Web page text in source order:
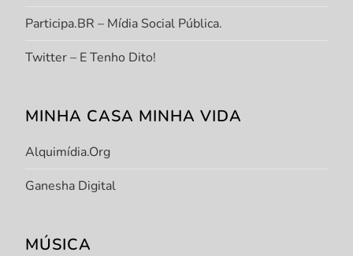
Participa.BR – Mídia Social Pública.
Twitter – E Tenho Dito!
MINHA CASA MINHA VIDA
Alquimídia.org
Ganesha Digital
MÚSICA